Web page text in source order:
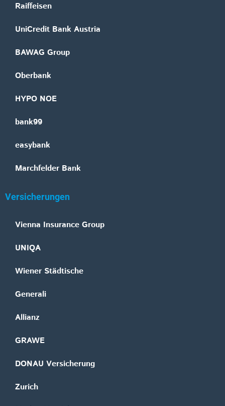
Raiffeisen
UniCredit Bank Austria
BAWAG Group
Oberbank
HYPO NOE
bank99
easybank
Marchfelder Bank
Versicherungen
Vienna Insurance Group
UNIQA
Wiener Städtische
Generali
Allianz
GRAWE
DONAU Versicherung
Zurich